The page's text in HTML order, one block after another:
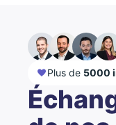
Plus de 5000